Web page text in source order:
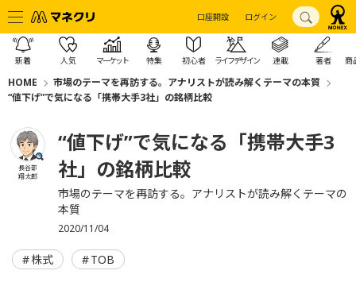
口座開設 ログイン
新着 人気 マーケット 特集 初心者 ライフデザイン 連載 著者 商
HOME
市場のテーマを再訪する。アナリストが読み解くテーマの本質
“値下げ”で気になる「携帯大手3社」の銘柄比較
長谷部
翔太郎
“値下げ”で気になる「携帯大手3
社」の銘柄比較
市場のテーマを再訪する。アナリストが読み解くテーマの
本質
2020/11/04
株式 TOB